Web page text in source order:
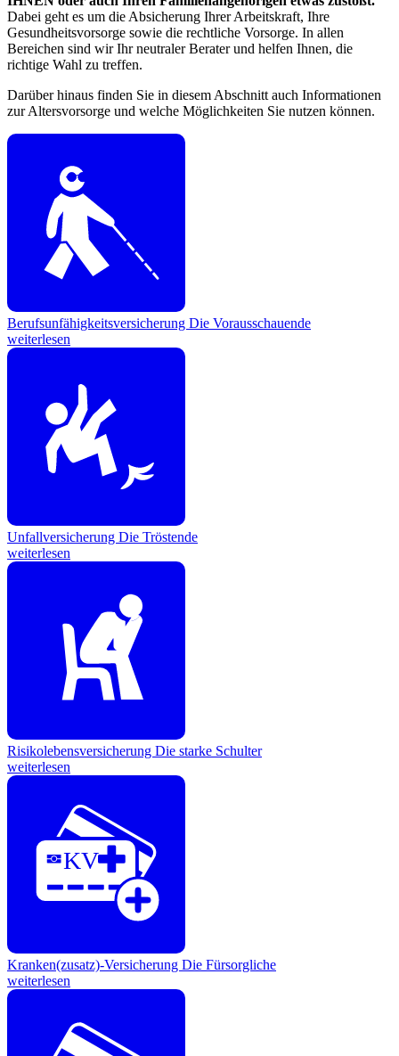
Dabei geht es um die Absicherung Ihrer Arbeitskraft, Ihre
Gesundheitsvorsorge sowie die rechtliche Vorsorge. In allen
Bereichen sind wir Ihr neutraler Berater und helfen Ihnen, die
richtige Wahl zu treffen.
Darüber hinaus finden Sie in diesem Abschnitt auch Informationen
zur Altersvorsorge und welche Möglichkeiten Sie nutzen können.
Berufsunfähigkeitsversicherung Die Vorausschauende
weiterlesen
Unfallversicherung Die Tröstende
weiterlesen
Risikolebensversicherung Die starke Schulter
weiterlesen
KV
Kranken(zusatz)-Versicherung Die Fürsorgliche
weiterlesen